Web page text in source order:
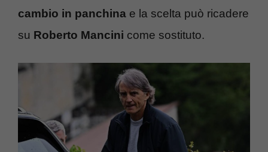
cambio in panchina e la scelta può ricadere
su Roberto Mancini come sostituto.